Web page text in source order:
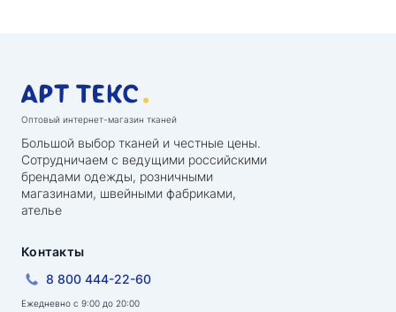
Оптовый интернет-магазин тканей
Большой выбор тканей и честные цены.
Сотрудничаем с ведущими российскими
брендами одежды, розничными
магазинами, швейными фабриками,
ателье
Контакты
8 800 444-22-60
Ежедневно с 9:00 до 20:00